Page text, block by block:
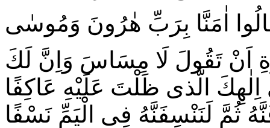
اٰمَنَّا بِرَبِّ هٰرُونَ وَمُوسٰى
اَنْ تَقُولَ لَا مِسَاسَ وَاِنَّ لَكَ
الَّذى ظَلْتَ عَلَيْهِ عَاكِفًا
ثُمَّ لَنَنْسِفَنَّهُ فِى الْيَمِّ نَسْفًا